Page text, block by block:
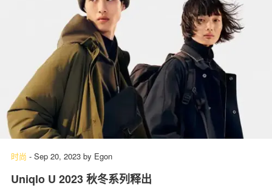
时尚 - Sep 20, 2023 by Egon
Uniqlo U 2023 秋冬系列释出